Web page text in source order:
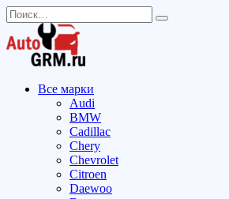
Перейти
к
содержанию
Search
for:
Все марки
Audi
BMW
Cadillac
Chery
Chevrolet
Citroen
Daewoo